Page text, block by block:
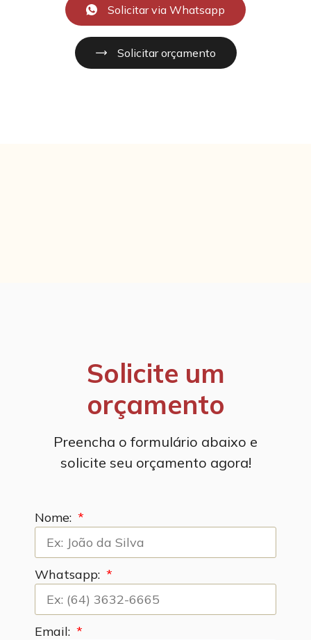
Solicitar via Whatsapp
Solicitar orçamento
Solicite um
orçamento
Preencha o formulário abaixo e
solicite seu orçamento agora!
Nome:
Whatsapp:
Email: